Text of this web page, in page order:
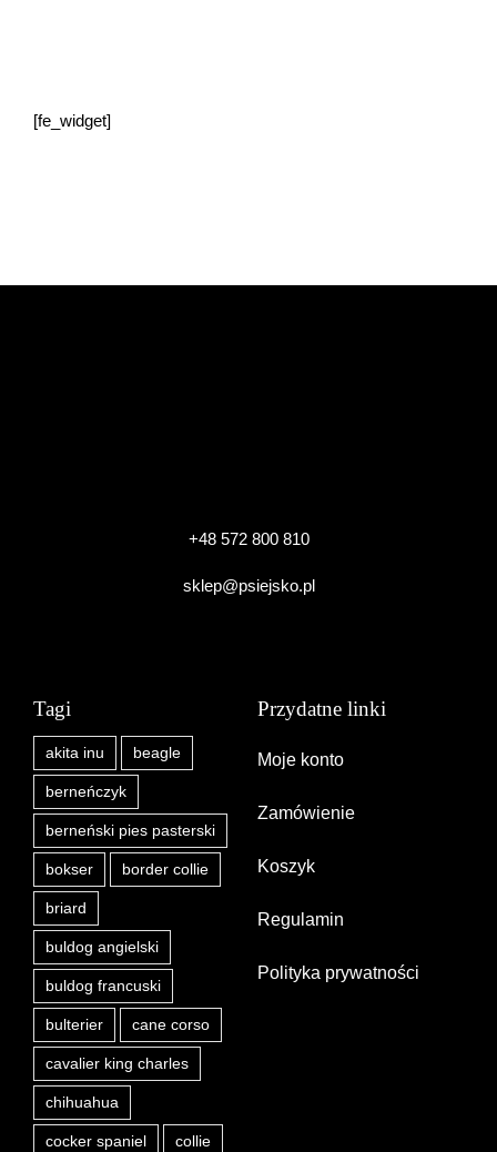
[fe_widget]
+48 572 800 810
sklep@psiejsko.pl
Tagi
akita inu beagle
berneńczyk
berneński pies pasterski
bokser border collie
briard
buldog angielski
buldog francuski
bulterier cane corso
cavalier king charles
chihuahua
cocker spaniel collie
Przydatne linki
Moje konto
Zamówienie
Koszyk
Regulamin
Polityka prywatności